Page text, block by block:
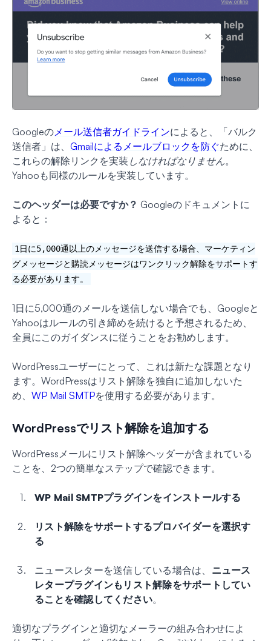
Googleの メール送信者ガイドラインによると、「バルク
送信者」は、 Gmailによるメールブロックを防ぐために、
これらの解除リンクを実装 しなければなりません。
Yahooも同様のルールを実装しています。
このヘッダーは必要ですか？ Googleのドキュメントに
よると：
1日に5,000通以上のメッセージを送信する場合、マーケティン
グメッセージと購読メッセージはワンクリック解除をサポートす
る必要があります。
1日に5,000通のメールを送信しない場合でも、Googleと
Yahooはルールの引き締めを続けると予想されるため、
全員にこのガイダンスに従うことをお勧めします。
WordPressユーザーにとって、これは新たな課題となり
ます。WordPressはリスト解除を独自に追加しないた
め、 WP Mail SMTPを使用する必要があります。
WordPressでリスト解除を追加する
WordPressメールにリスト解除ヘッダーが含まれている
ことを、2つの簡単なステップで確認できます。
WP Mail SMTPプラグインをインストールする
リスト解除をサポートするプロバイダーを選択す
る
ニュースレターを送信している場合は、 ニュース
レタープラグインもリスト解除をサポートしてい
ることを確認してください。
適切なプラグインと適切なメーラーの組み合わせによ